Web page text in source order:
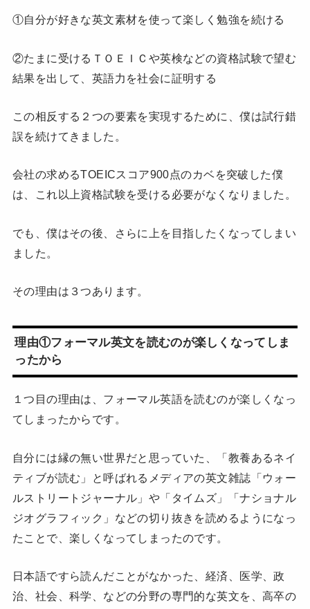
①自分が好きな英文素材を使って楽しく勉強を続ける
②たまに受けるＴＯＥＩＣや英検などの資格試験で望む
結果を出して、英語力を社会に証明する
この相反する２つの要素を実現するために、僕は試行錯
誤を続けてきました。
会社の求めるTOEICスコア900点のカベを突破した僕
は、これ以上資格試験を受ける必要がなくなりました。
でも、僕はその後、さらに上を目指したくなってしまい
ました。
その理由は３つあります。
理由①フォーマル英文を読むのが楽しくなってしま
ったから
１つ目の理由は、フォーマル英語を読むのが楽しくなっ
てしまったからです。
自分には縁の無い世界だと思っていた、「教養あるネイ
ティブが読む」と呼ばれるメディアの英文雑誌「ウォー
ルストリートジャーナル」や「タイムズ」「ナショナル
ジオグラフィック」などの切り抜きを読めるようになっ
たことで、楽しくなってしまったのです。
日本語ですら読んだことがなかった、経済、医学、政
治、社会、科学、などの分野の専門的な英文を、高卒の